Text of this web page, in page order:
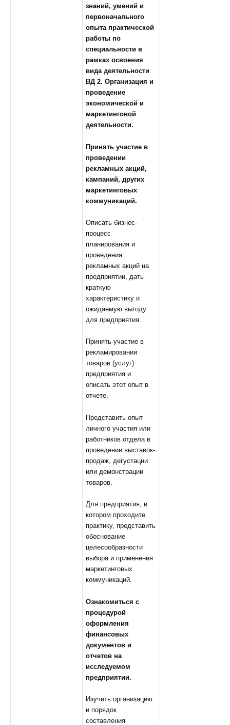
знаний, умений и
первоначального
опыта практической
работы по
специальности в
рамках освоения
вида деятельности
ВД 2.Организация и
проведение
экономической и
маркетинговой
деятельности.
Принять участие в
проведении
рекламных акций,
кампаний, других
маркетинговых
коммуникаций.
Описать бизнес-
процесс
планирования и
проведения
рекламных акций на
предприятии, дать
краткую
характеристику и
ожидаемую выгоду
для предприятия.
Принять участие в
рекламировании
товаров (услуг)
предприятия и
описать этот опыт в
отчете.
Представить опыт
личного участия или
работников отдела в
проведении выставок-
продаж, дегустации
или демонстрации
товаров.
Для предприятия, в
котором проходите
практику, представить
обоснование
целесообразности
выбора и применения
маркетинговых
коммуникаций.
Ознакомиться с
процедурой
оформления
финансовых
документов и
отчетов на
исследуемом
предприятии.
Изучить организацию
и порядок
составления